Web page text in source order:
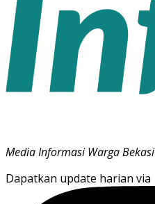
Media Informasi Warga Bekasi
Dapatkan update harian via